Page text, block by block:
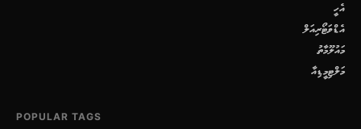
އެހީ
އެޑްވަޓޯރިއަލް
މައުލޫމާތު
މަލްޓިމީޑިއާ
POPULAR TAGS